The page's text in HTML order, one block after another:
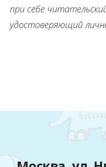
при себе
удостоверяющий